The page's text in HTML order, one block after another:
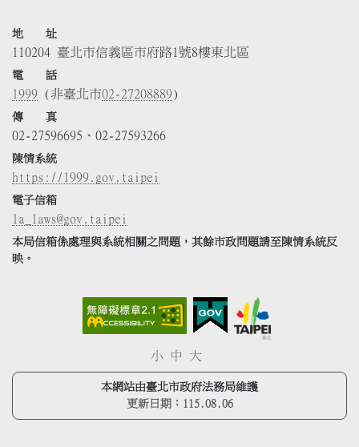
地 址
110204 臺北市信義區市府路1號8樓東北區
電 話
1999 (非臺北市02-27208889)
傳 真
02-27596695、02-27593266
陳情系統
https://1999.gov.taipei
電子信箱
la_laws@gov.taipei
本局信箱係處理與系統相關之問題，其餘市政問題請至陳情系統反
映。
小 中 大
本網站由臺北市政府法務局維護
更新日期： 115.08.06